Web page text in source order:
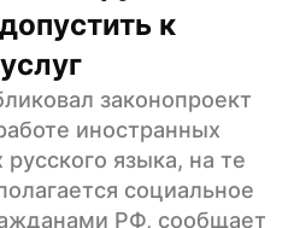
к
законопроект
иностранных
языка, на те
социальное
РФ, сообщает